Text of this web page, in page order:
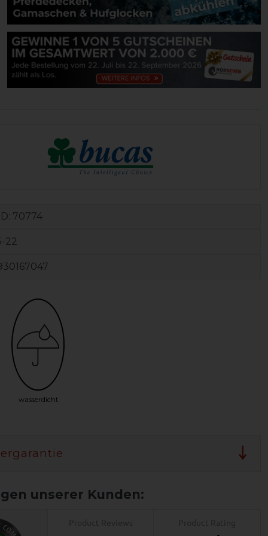
70774
22
wasserdicht